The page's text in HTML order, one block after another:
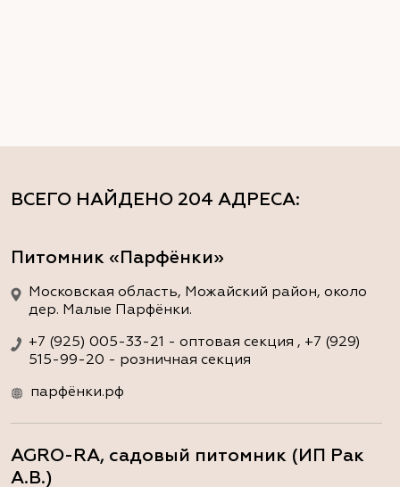
ВСЕГО НАЙДЕНО 204 АДРЕСА:
Питомник «Парфёнки»
Московская область, Можайский район, около
дер. Малые Парфёнки.
+7 (925) 005-33-21 - оптовая секция , +7 (929)
515-99-20 - розничная секция
парфёнки.рф
AGRO-RA, садовый питомник (ИП Рак
А.В.)